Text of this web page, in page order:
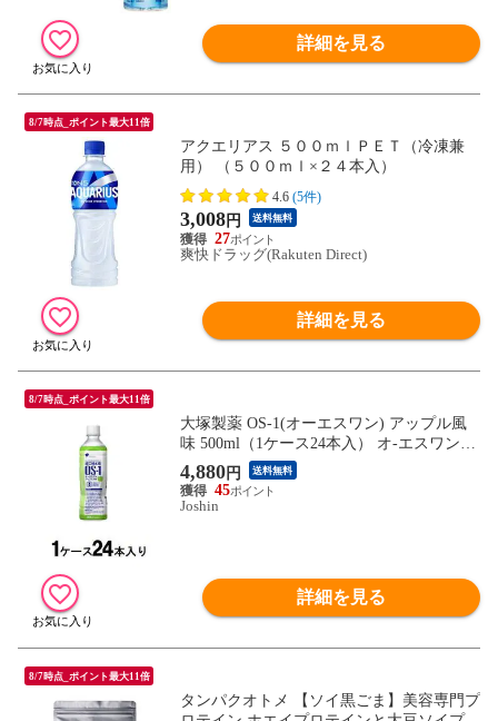
詳細を見る
8/7時点_ポイント最大11倍
アクエリアス ５００ｍｌＰＥＴ（冷凍兼
用） （５００ｍｌ×２４本入）
4.6 (5件)
3,008円 送料無料
27
爽快ドラッグ(Rakuten Direct)
詳細を見る
8/7時点_ポイント最大11倍
大塚製薬 OS-1(オーエスワン) アップル風
味 500ml（1ケース24本入） オ-エスワンア
ツプル500ML*24 【返品種別B】
4,880円 送料無料
45
Joshin
詳細を見る
8/7時点_ポイント最大11倍
タンパクオトメ 【ソイ黒ごま】美容専門プ